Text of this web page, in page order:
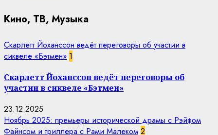
Кино, ТВ, Музыка
Скарлетт Йоханссон ведёт переговоры об участии в
сиквеле «Бэтмен» 1
Скарлетт Йоханссон ведёт переговоры об
участии в сиквеле «Бэтмен»
23.12.2025
Ноябрь 2025: премьеры исторической драмы с Рэйфом
Файнсом и триллера с Рами Малеком 2